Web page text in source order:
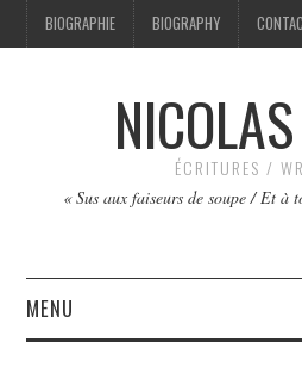
BIOGRAPHIE BIOGRAPHY
ÉCRITURES /
« Sus aux faiseurs de soupe / Et à
MENU